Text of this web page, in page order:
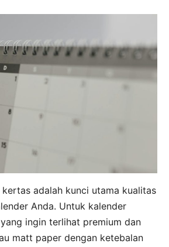
adalah kunci utama kualitas
Anda. Untuk kalender
ingin terlihat premium dan
matt paper dengan ketebalan